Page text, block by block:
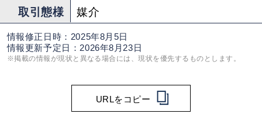
取引態様 媒介
情報修正日時：2025年8月5日
情報更新予定日：2026年8月23日
※掲載の情報が現状と異なる場合には、現状を優先するものとします。
URLをコピー